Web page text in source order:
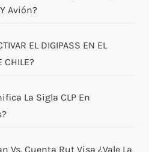
Avión?
EL DIGIPASS EN EL
CHILE?
La Sigla CLP En
Vs. Cuenta Rut Visa ¿Vale La